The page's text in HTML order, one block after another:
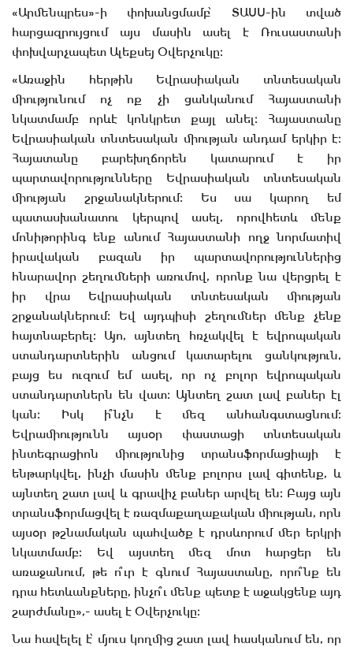
«Արմենպրես»-ի փոխանցմամբ՝ ՏԱՍՍ-ին տված
հարցազրույցում այս մասին ասել է Ռուսաստանի
փոխվարչապետ Ալեքսեյ Օվերչուկը։
«Առաջին հերթին Եվրասիական տնտեսական
միությունում ոչ ոք չի ցանկանում Հայաստանի
նկատմամբ որևէ կոնկրետ քայլ անել։ Հայաստանը
Եվրասիական տնտեսական միության անդամ երկիր է։
Հայատանը բարեխղճորեն կատարում է իր
պարտավորությունները Եվրասիական տնտեսական
միության շրջանակներում։ Ես սա կարող եմ
պատասխանատու կերպով ասել, որովհետև մենք
մոնիթորինգ ենք անում Հայաստանի ողջ նորմատիվ
իրավական բազան իր պարտավորություններից
հնարավոր շեղումների առումով, որոնք նա վերցրել է
իր վրա Եվրասիական տնտեսական միության
շրջանակներում։ Եվ այդպիսի շեղումներ մենք չենք
հայտնաբերել։ Այո, այնտեղ հռչակվել է եվրոպական
ստանդարտներին անցում կատարելու ցանկություն,
բայց ես ուզում եմ ասել, որ ոչ բոլոր եվրոպական
ստանդարտներն են վատ։ Այնտեղ շատ լավ բաներ էլ
կան։ Իսկ ի՞նչն է մեզ անհանգստացնում։
Եվրամիությունն այսօր փաստացի տնտեսական
ինտեգրացիոն միությունից տրանսֆորմացիայի է
ենթարկվել, ինչի մասին մենք բոլորս լավ գիտենք, և
այնտեղ շատ լավ և գրավիչ բաներ արվել են։ Բայց այն
տրանսֆորմացվել է ռազմաքաղաքական միության, որն
այսօր թշնամական պահվածք է դրսևորում մեր երկրի
նկատմամբ։ Եվ այստեղ մեզ մոտ հարցեր են
առաջանում, թե ո՞ւր է գնում Հայաստանը, որո՞նք են
դրա հետևանքները, ինչո՞ւ մենք պետք է աջակցենք այդ
շարժմանը»,- ասել է Օվերչուկը։
Նա հավելել է՝ մյուս կողմից շատ լավ հասկանում են, որ